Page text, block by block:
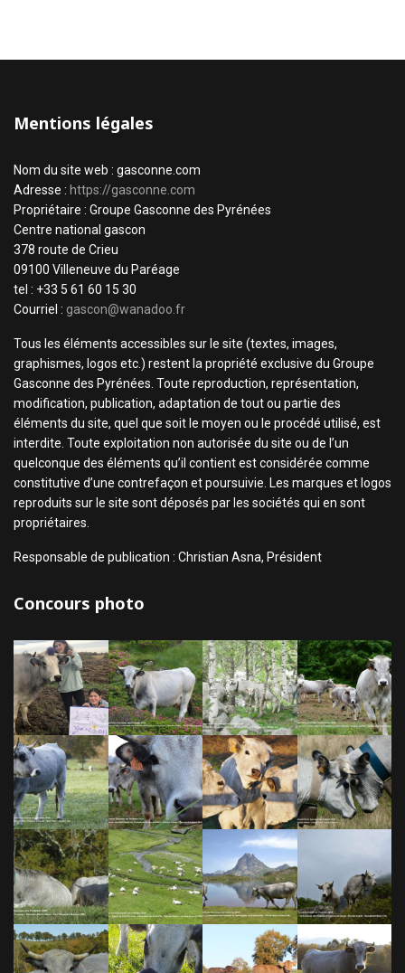
Mentions légales
Nom du site web : gasconne.com
Adresse : https://gasconne.com
Propriétaire : Groupe Gasconne des Pyrénées
Centre national gascon
378 route de Crieu
09100 Villeneuve du Paréage
tel : +33 5 61 60 15 30
Courriel : gascon@wanadoo.fr
Tous les éléments accessibles sur le site (textes, images,
graphismes, logos etc.) restent la propriété exclusive du Groupe
Gasconne des Pyrénées. Toute reproduction, représentation,
modification, publication, adaptation de tout ou partie des
éléments du site, quel que soit le moyen ou le procédé utilisé, est
interdite. Toute exploitation non autorisée du site ou de l’un
quelconque des éléments qu’il contient est considérée comme
constitutive d’une contrefaçon et poursuivie. Les marques et logos
reproduits sur le site sont déposés par les sociétés qui en sont
propriétaires.
Responsable de publication : Christian Asna, Président
Concours photo